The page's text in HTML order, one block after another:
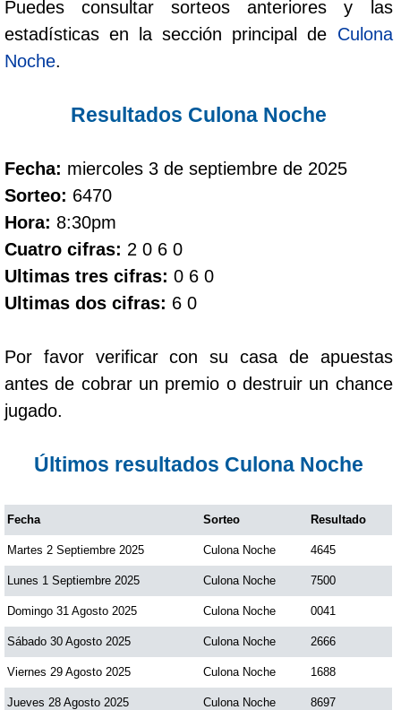
Dorado Mañana
Fantástica Día
Fantástica Noche
Motilon Tarde
Motilon Noche
Paisita Día
Paisita Noche
Pick 3 Día
Pick 3 Noche
Pick 4 Día
Puedes consultar sorteos anteriores y las
estadísticas en la sección principal de Culona
Noche.
Resultados Culona Noche
Fecha: miercoles 3 de septiembre de 2025
Sorteo: 6470
Hora: 8:30pm
Cuatro cifras: 2 0 6 0
Ultimas tres cifras: 0 6 0
Ultimas dos cifras: 6 0
Por favor verificar con su casa de apuestas
antes de cobrar un premio o destruir un chance
jugado.
Últimos resultados Culona Noche
Fecha Sorteo Resultado
Martes 2 Septiembre 2025 Culona Noche 4645
Lunes 1 Septiembre 2025 Culona Noche 7500
Domingo 31 Agosto 2025 Culona Noche 0041
Sábado 30 Agosto 2025 Culona Noche 2666
Viernes 29 Agosto 2025 Culona Noche 1688
Jueves 28 Agosto 2025 Culona Noche 8697